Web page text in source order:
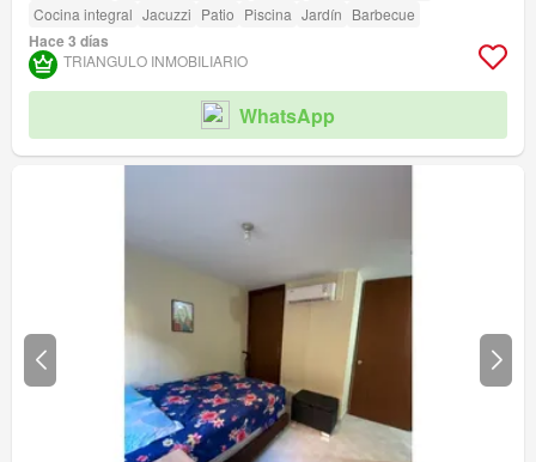
Cocina integral Jacuzzi Patio Piscina Jardín Barbecue
Hace 3 días
TRIANGULO INMOBILIARIO
WhatsApp